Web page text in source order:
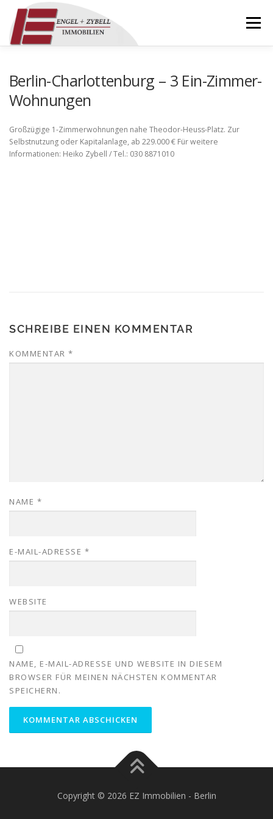
Inhalt
springen
Menü
Berlin-Charlottenburg – 3 Ein-Zimmer-
Wohnungen
Großzügige 1-Zimmerwohnungen nahe Theodor-Heuss-Platz. Zur
Selbstnutzung oder Kapitalanlage, ab 229.000 € Für weitere
Informationen: Heiko Zybell / Tel.: 030 8871010
SCHREIBE EINEN KOMMENTAR
KOMMENTAR *
NAME *
E-MAIL-ADRESSE *
WEBSITE
NAME, E-MAIL-ADRESSE UND WEBSITE IN DIESEM
BROWSER FÜR MEINEN NÄCHSTEN KOMMENTAR
SPEICHERN.
Copyright © 2026 EZ Immobilien - Berlin